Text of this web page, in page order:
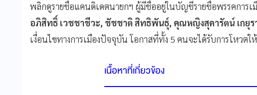
พลิกดูรายชื่อแคนดิเดตนายกฯ ผู้มีชื่ออยู่ในบัญชีรายชื่อพรรคการเ
อภิสิทธิ์ เวชชาชีวะ, ชัชชาติ สิทธิพันธุ์, คุณหญิงสุดารัตน์ เกยุ
เงื่อนไขทางการเมืองปัจจุบัน โอกาสที่ทั้ง 5 คนจะได้รับการโหวต
เนื้อหาที่เกี่ยวข้อง